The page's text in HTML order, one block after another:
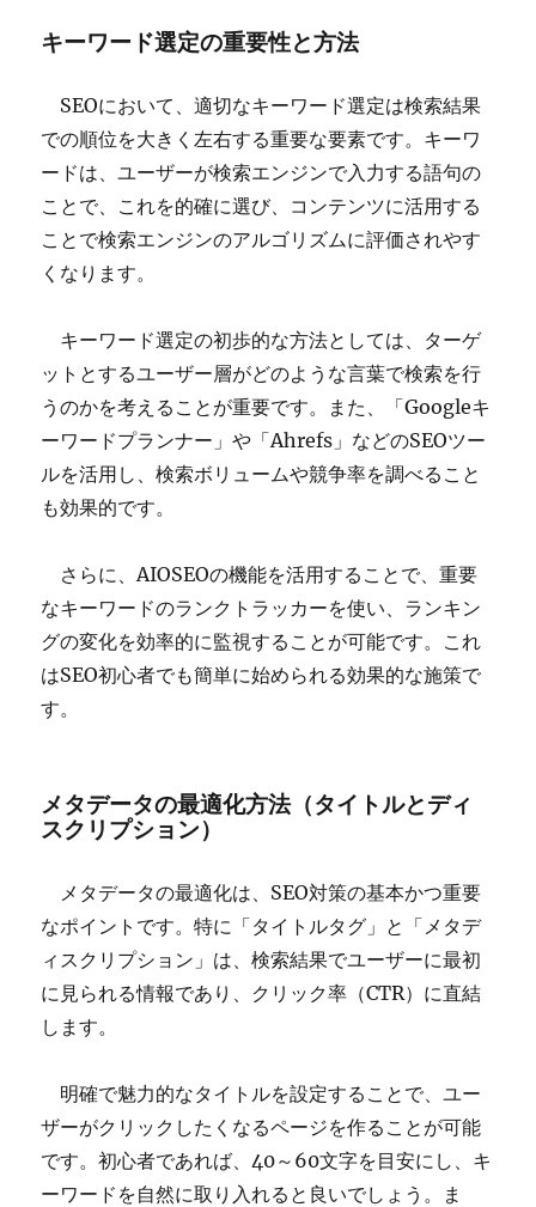
キーワード選定の重要性と方法
SEOにおいて、適切なキーワード選定は検索結果
での順位を大きく左右する重要な要素です。キーワ
ードは、ユーザーが検索エンジンで入力する語句の
ことで、これを的確に選び、コンテンツに活用する
ことで検索エンジンのアルゴリズムに評価されやす
くなります。
キーワード選定の初歩的な方法としては、ターゲ
ットとするユーザー層がどのような言葉で検索を行
うのかを考えることが重要です。また、「Googleキ
ーワードプランナー」や「Ahrefs」などのSEOツー
ルを活用し、検索ボリュームや競争率を調べること
も効果的です。
さらに、AIOSEOの機能を活用することで、重要
なキーワードのランクトラッカーを使い、ランキン
グの変化を効率的に監視することが可能です。これ
はSEO初心者でも簡単に始められる効果的な施策で
す。
メタデータの最適化方法（タイトルとディ
スクリプション）
メタデータの最適化は、SEO対策の基本かつ重要
なポイントです。特に「タイトルタグ」と「メタデ
ィスクリプション」は、検索結果でユーザーに最初
に見られる情報であり、クリック率（CTR）に直結
します。
明確で魅力的なタイトルを設定することで、ユー
ザーがクリックしたくなるページを作ることが可能
です。初心者であれば、40～60文字を目安にし、キ
ーワードを自然に取り入れると良いでしょう。ま